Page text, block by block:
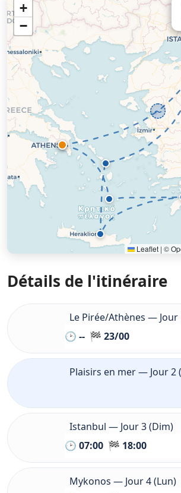
〜
+
−
Leaflet | ©
Détails de l'itinéraire
Le Pirée/Athènes — Jour
🕑 -- 🏁 23/00
Plaisirs en mer — Jour 2
Istanbul — Jour 3 (Dim)
🕑 07:00 🏁 18:00
Mykonos — Jour 4 (Lun)